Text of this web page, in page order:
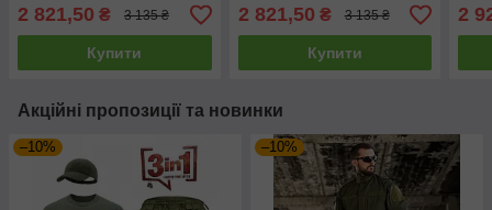
2 821,50 ₴ 3 135 ₴
Купити
2 821,50 ₴ 3 135 ₴
Купити
2
Акційні пропозиції та новинки
–10% –10%